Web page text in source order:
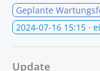
Geplante
2024-07-16 15:15 ·
Update